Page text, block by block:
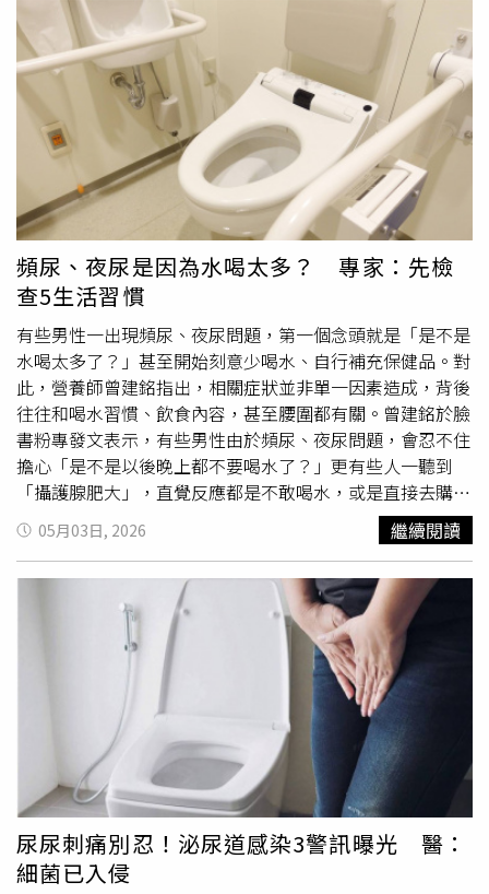
到健康檢查發現腎絲球過濾率（eGFR）明顯下降且出現蛋
白尿，才驚覺事情嚴重。洪永祥示警，臨床上，腎臟通常不
是突然壞掉的，而是多年累積的不良生活習慣，讓腎臟長期
承受過度壓力。 腎臟不只是人體的過濾器，更承擔著調節
血壓、水分、電解質與維持代謝平衡的重任；洪也盤點了
「睡前十大傷腎行為排行榜」，幫助大家檢視自己的生活習
慣。・第十名：密閉房間內長時間燃燒廉價香氛蠟燭或線香
許多人喜歡睡前點燃線香或是香氛助眠，然而燃燒劣質香品
或香氛可能產生細懸浮微粒（PM2.5）與揮發性有機物
（VOCs）。雖然腎臟並非直接「過濾空氣毒素」，但長期
吸入污染物會誘發全身性氧化壓力與慢性發炎，進而傷害血
管內皮，間接增加腎臟負擔。睡前若習慣使用香氛產品，應
避免在密閉空間長時間燃燒，並務必保持房內空氣流通。・
第九名：睡前帶著尿意硬撐、不上廁所偶爾憋尿雖不致直接
毀損腎功能，但長期習慣性憋尿容易造成膀胱功能異常，並
大幅增加泌尿道感染機率。一旦細菌沿著輸尿管逆行向上引
發急性腎盂腎炎，將直接危害腎臟健康。睡前若已有尿意，
應先排空膀胱再入睡，避免因憋尿影響睡眠品質或誘發感
染。・第八名：睡眠環境過冷，長時間吹強冷氣冷氣本身不
會直接傷腎，但過低的環境溫度會刺激交感神經使血管收
縮、血壓短暫升高，同時干擾深度睡眠。長期睡眠品質不
良，正是高血壓與代謝異常的隱形推手。建議冷氣溫度無需
調得過低，維持在24～26°C的舒適範圍即可。・第七名：
睡前沖洗冷水澡冷水刺激會促使交感神經急劇活化，引發血
管收縮與心跳加速。健康年輕人或許能承受，但若本身患有
高血壓、心血管疾病，自律神經病變或在大量流汗脫水後立
即沖冷水，急劇的血流動力學變化將大幅增加身體負荷。建
議運動後應先補充水分並適度休息；睡前若欲舒緩身心，建
議選擇溫水澡。・第六名：睡前高強度運動且未補充水分規
律運動固然護腎，但睡前進行極高強度的跑步或重訓，加上
大量流汗與脫水，極易干擾睡眠品質，甚至誘發橫紋肌溶解
症。肌肉細胞破壞後釋放的肌紅蛋白會堵塞腎小管，引發急
性腎損傷（AKI）。建議睡前應避免突然挑戰體能極限，運
動時務必適時補充水分，並給予身體足夠的緩和時間。・第
頻尿、夜尿是因為水喝太多？ 專家：先檢
查5生活習慣
有些男性一出現頻尿、夜尿問題，第一個念頭就是「是不是
水喝太多了？」甚至開始刻意少喝水、自行補充保健品。對
此，營養師曾建銘指出，相關症狀並非單一因素造成，背後
往往和喝水習慣、飲食內容，甚至腰圍都有關。曾建銘於臉
書粉專發文表示，有些男性由於頻尿、夜尿問題，會忍不住
擔心「是不是以後晚上都不要喝水了？」更有些人一聽到
「攝護腺肥大」，直覺反應都是不敢喝水，或是直接去購買
保健食品，但其實攝護腺問題，不只是單純的「器官變
大」，也與喝水時機、晚餐吃什麼、腰圍有關。曾建銘指
出，如果有頻尿、夜尿、尿不乾淨的困擾，在吃保健食品
前，可以先檢視以下這5個生活習慣：1、水喝夠、喝對時間
很多人白天不喝水，到了晚上才開始猛灌，便會導致夜尿嚴
重，正確的做法應該是早上到下午，把一天需要的水分喝
足，晚餐後開始減少大量飲水，特別是睡前2至3小時要避免
灌水；半夜如果口渴，只需小口潤喉就好，千萬別整杯喝下
去。2、咖啡因、酒精是「膀胱的興奮劑」咖啡因和酒精會
變明顯，也會刺激膀胱，如果已經有頻尿、夜尿的困
擾，下午過後應避開這些地雷。建議下午3點後，減少咖
啡、濃茶、奶茶的攝取；晚上少喝酒，因為酒精不僅利尿，
還會破壞睡眠品質。 3、晚餐吃太重口味如果晚餐吃太鹹，
例如滷味、重口味熱湯等，身體為了平衡鈉離子，會讓人覺
得口渴，導致睡前忍不住喝水，建議晚餐吃清淡一點，少喝
05月03日, 2026 繼續閱讀
尿尿刺痛別忍！泌尿道感染3警訊曝光 醫：
細菌已入侵